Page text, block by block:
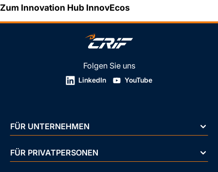
Zum Innovation Hub InnovEcos
Folgen Sie uns
LinkedIn YouTube
FÜR UNTERNEHMEN
FÜR PRIVATPERSONEN